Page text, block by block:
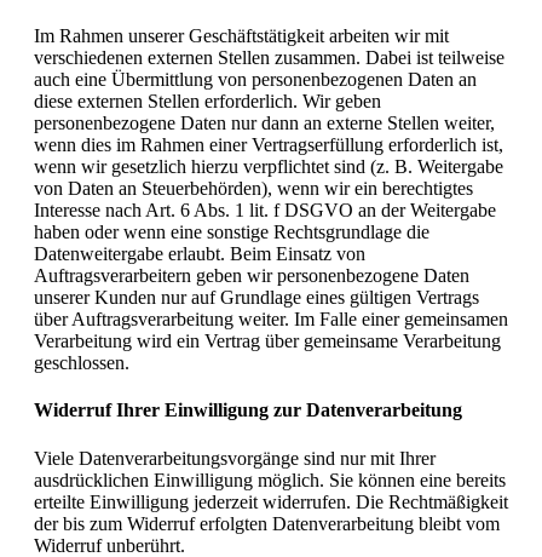
Im Rahmen unserer Geschäftstätigkeit arbeiten wir mit
verschiedenen externen Stellen zusammen. Dabei ist teilweise
auch eine Übermittlung von personenbezogenen Daten an
diese externen Stellen erforderlich. Wir geben
personenbezogene Daten nur dann an externe Stellen weiter,
wenn dies im Rahmen einer Vertragserfüllung erforderlich ist,
wenn wir gesetzlich hierzu verpflichtet sind (z. B. Weitergabe
von Daten an Steuerbehörden), wenn wir ein berechtigtes
Interesse nach Art. 6 Abs. 1 lit. f DSGVO an der Weitergabe
haben oder wenn eine sonstige Rechtsgrundlage die
Datenweitergabe erlaubt. Beim Einsatz von
Auftragsverarbeitern geben wir personenbezogene Daten
unserer Kunden nur auf Grundlage eines gültigen Vertrags
über Auftragsverarbeitung weiter. Im Falle einer gemeinsamen
Verarbeitung wird ein Vertrag über gemeinsame Verarbeitung
geschlossen.
Widerruf Ihrer Einwilligung zur Datenverarbeitung
Viele Datenverarbeitungsvorgänge sind nur mit Ihrer
ausdrücklichen Einwilligung möglich. Sie können eine bereits
erteilte Einwilligung jederzeit widerrufen. Die Rechtmäßigkeit
der bis zum Widerruf erfolgten Datenverarbeitung bleibt vom
Widerruf unberührt.